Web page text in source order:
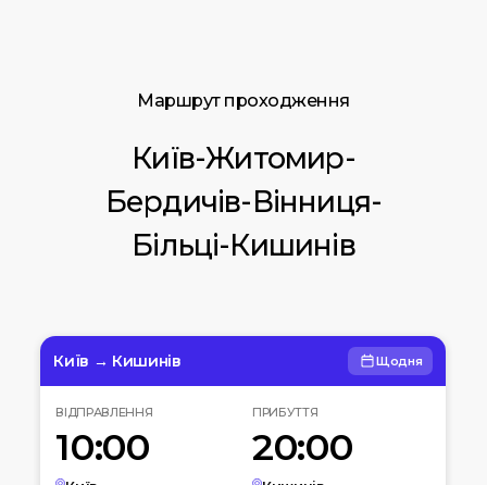
Маршрут проходження
Київ-Житомир-
Бердичів-Вінниця-
Більці-Кишинів
Київ → Кишинів Щодня
ВІДПРАВЛЕННЯ
10:00
ПРИБУТТЯ
20:00